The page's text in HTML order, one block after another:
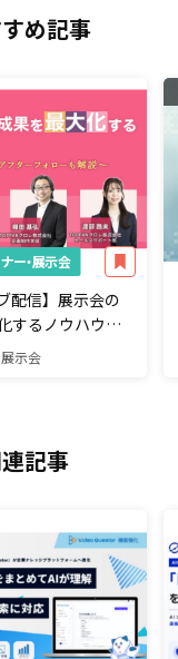
め記事
ー・展示会
配信】展示会の
するノウハウ～
るアフターフォ
示会
記事